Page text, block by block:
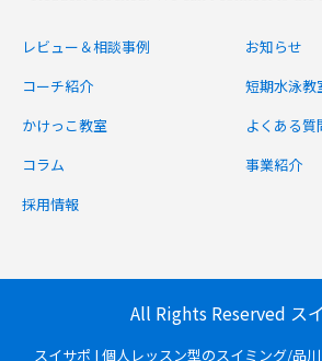
レビュー＆相談事例
お知らせ
コーチ紹介
短期水泳教
かけっこ教室
よくある
コラム
事業紹介
採用情報
All Rights Reserved ス
スイサポ | 個人レッスン型のスイミング/品